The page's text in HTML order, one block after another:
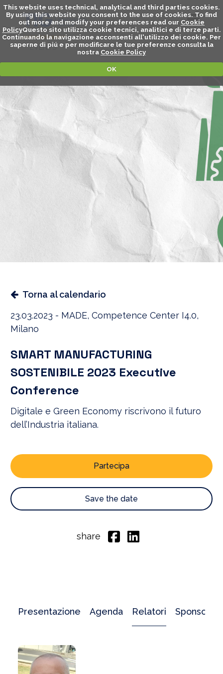
This website uses technical, analytical and third parties cookies.
By using this website you consent to the use of cookies. To find
out more and modify your preferences read our Cookie
PolicyQuesto sito utilizza cookie tecnici, analitici e di terze parti.
Continuando la navigazione acconsenti all'utilizzo dei cookie. Per
saperne di piú e per modificare le tue preferenze consulta la
nostra Cookie Policy
OK
EVENTS
Torna al calendario
23.03.2023 - MADE, Competence Center I4.0,
Milano
SMART MANUFACTURING
SOSTENIBILE 2023 Executive
Conference
Digitale e Green Economy riscrivono il futuro
dell’Industria italiana.
Partecipa
Save the date
share
Presentazione Agenda Relatori Sponsor